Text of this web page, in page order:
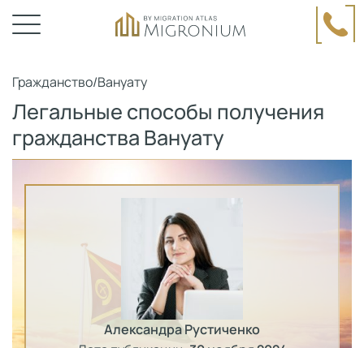
Гражданство/Вануату
Легальные способы получения
гражданства Вануату
Александра Рустиченко